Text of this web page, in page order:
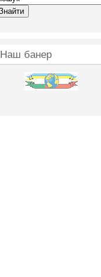
Наш банер